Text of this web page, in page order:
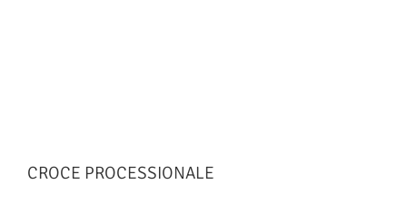
CROCE PROCESSIONALE